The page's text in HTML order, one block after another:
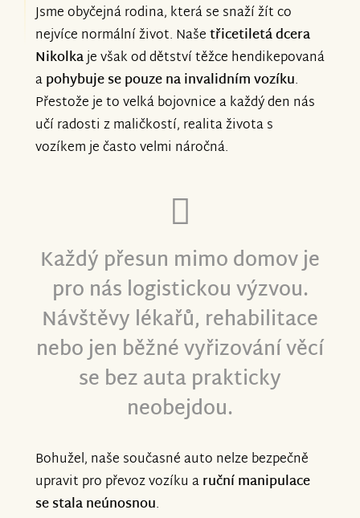
rozhodli být součástí našeho příběhu.
S vděčností a úctou Nikolka a její rodiče
Jsme obyčejná rodina, která se snaží žít co
nejvíce normální život. Našetřicetiletá dcera
Nikolkaje však od dětství těžce hendikepovaná
apohybuje se pouze na invalidním vozíku.
Přestože je to velká bojovnice a každý den nás
učí radosti z maličkostí, realita života s
vozíkem je často velmi náročná.
Každý přesun mimo domov je
pro nás logistickou výzvou.
Návštěvy lékařů, rehabilitace
nebo jen běžné vyřizování věcí
se bez auta prakticky
neobejdou.
Bohužel, naše současné auto nelze bezpečně
upravit pro převoz vozíku aruční manipulace
se stala neúnosnou.